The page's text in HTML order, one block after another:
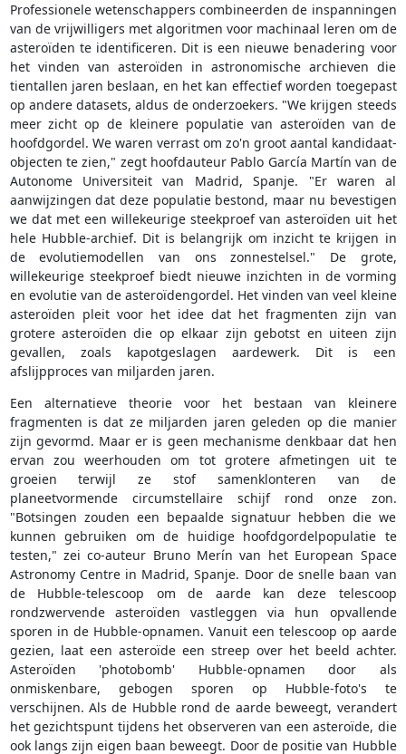
Professionele wetenschappers combineerden de inspanningen
van de vrijwilligers met algoritmen voor machinaal leren om de
asteroïden te identificeren. Dit is een nieuwe benadering voor
het vinden van asteroïden in astronomische archieven die
tientallen jaren beslaan, en het kan effectief worden toegepast
op andere datasets, aldus de onderzoekers. "We krijgen steeds
meer zicht op de kleinere populatie van asteroïden van de
hoofdgordel. We waren verrast om zo'n groot aantal kandidaat-
objecten te zien," zegt hoofdauteur Pablo García Martín van de
Autonome Universiteit van Madrid, Spanje. "Er waren al
aanwijzingen dat deze populatie bestond, maar nu bevestigen
we dat met een willekeurige steekproef van asteroïden uit het
hele Hubble-archief. Dit is belangrijk om inzicht te krijgen in
de evolutiemodellen van ons zonnestelsel." De grote,
willekeurige steekproef biedt nieuwe inzichten in de vorming
en evolutie van de asteroïdengordel. Het vinden van veel kleine
asteroïden pleit voor het idee dat het fragmenten zijn van
grotere asteroïden die op elkaar zijn gebotst en uiteen zijn
gevallen, zoals kapotgeslagen aardewerk. Dit is een
afslijpproces van miljarden jaren.
Een alternatieve theorie voor het bestaan van kleinere
fragmenten is dat ze miljarden jaren geleden op die manier
zijn gevormd. Maar er is geen mechanisme denkbaar dat hen
ervan zou weerhouden om tot grotere afmetingen uit te
groeien terwijl ze stof samenklonteren van de
planeetvormende circumstellaire schijf rond onze zon.
"Botsingen zouden een bepaalde signatuur hebben die we
kunnen gebruiken om de huidige hoofdgordelpopulatie te
testen," zei co-auteur Bruno Merín van het European Space
Astronomy Centre in Madrid, Spanje. Door de snelle baan van
de Hubble-telescoop om de aarde kan deze telescoop
rondzwervende asteroïden vastleggen via hun opvallende
sporen in de Hubble-opnamen. Vanuit een telescoop op aarde
gezien, laat een asteroïde een streep over het beeld achter.
Asteroïden 'photobomb' Hubble-opnamen door als
onmiskenbare, gebogen sporen op Hubble-foto's te
verschijnen. Als de Hubble rond de aarde beweegt, verandert
het gezichtspunt tijdens het observeren van een asteroïde, die
ook langs zijn eigen baan beweegt. Door de positie van Hubble